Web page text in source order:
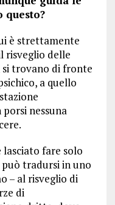
questo?
è strettamente
risveglio delle
si trovano di fronte
a quello
nessuna
fare solo
tradursi in uno
– al risveglio di
di